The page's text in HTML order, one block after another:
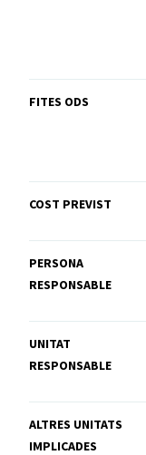
FITES ODS
COST PREVIST
PERSONA
RESPONSABLE
UNITAT
RESPONSABLE
ALTRES UNITATS
IMPLICADES